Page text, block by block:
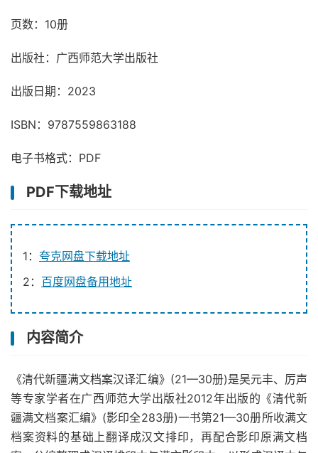
页数：10册
出版社：广西师范大学出版社
出版日期：2023
ISBN：9787559863188
电子书格式：PDF
PDF下载地址
1： 夸克网盘下载地址
2： 百度网盘备用地址
内容简介
《清代新疆满文档案汉译汇编》(21—30册)是吴元丰、厉声
等专家学者在广西师范大学出版社2012年出版的《清代新
疆满文档案汇编》(影印全283册)一书第21—30册所收满文
档案资料的基础上翻译成汉文排印，再配合影印原满文档